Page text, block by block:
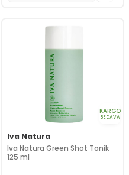
KARGO
BEDAVA
Iva Natura
Iva Natura Green Shot Tonik
125 ml